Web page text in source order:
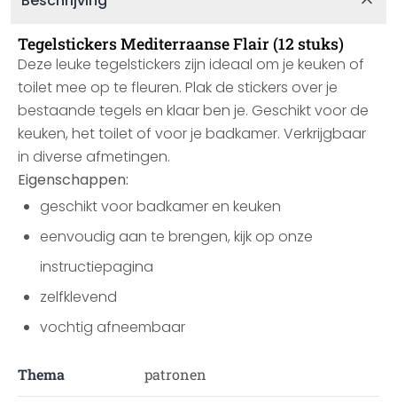
Tegelstickers Mediterraanse Flair (12 stuks)
Deze leuke tegelstickers zijn ideaal om je keuken of
toilet mee op te fleuren. Plak de stickers over je
bestaande tegels en klaar ben je. Geschikt voor de
keuken, het toilet of voor je badkamer. Verkrijgbaar
in diverse afmetingen.
Eigenschappen:
geschikt voor badkamer en keuken
eenvoudig aan te brengen, kijk op onze
instructiepagina
zelfklevend
vochtig afneembaar
Thema patronen